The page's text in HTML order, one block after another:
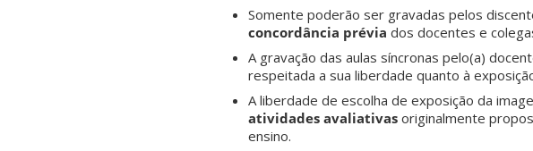
Somente poderão ser gravadas pelos
concordância prévia dos docentes e
A gravação das aulas síncronas pelo(a)
respeitada a sua liberdade quanto à
A liberdade de escolha de exposição da
atividades avaliativas originalmente
ensino.